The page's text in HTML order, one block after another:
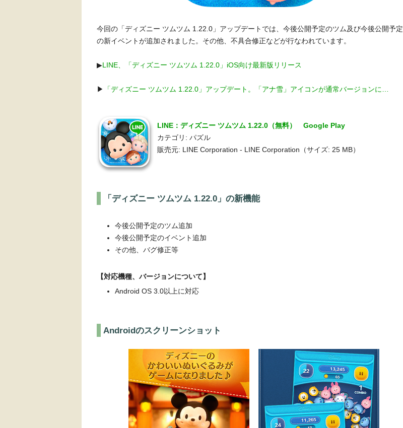
今回の「ディズニー ツムツム 1.22.0」アップデートでは、今後公開予定のツム及び今後公開予定
の新イベントが追加されました。その他、不具合修正などが行なわれています。
▶︎LINE、「ディズニー ツムツム 1.22.0」iOS向け最新版リリース
▶︎ 「ディズニー ツムツム 1.22.0」アップデート。「アナ雪」アイコンが通常バージョンに…
LINE：ディズニー ツムツム 1.22.0（無料）
Google Play
カテゴリ: パズル
販売元: LINE Corporation - LINE Corporation（サイズ: 25 MB）
「ディズニー ツムツム 1.22.0」の新機能
今後公開予定のツム追加
今後公開予定のイベント追加
その他、バグ修正等
【対応機種、バージョンについて】
Android OS 3.0以上に対応
Androidのスクリーンショット